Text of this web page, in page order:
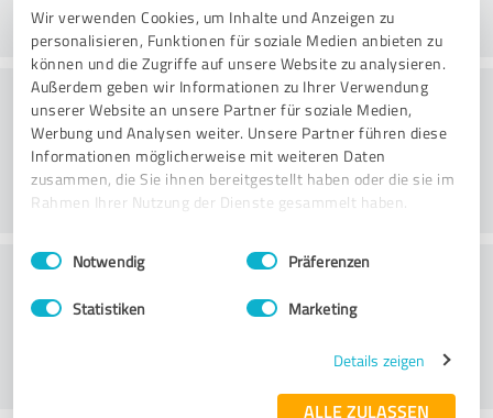
Wir verwenden Cookies, um Inhalte und Anzeigen zu
personalisieren, Funktionen für soziale Medien anbieten zu
können und die Zugriffe auf unsere Website zu analysieren.
Außerdem geben wir Informationen zu Ihrer Verwendung
unserer Website an unsere Partner für soziale Medien,
Werbung und Analysen weiter. Unsere Partner führen diese
Informationen möglicherweise mit weiteren Daten
zusammen, die Sie ihnen bereitgestellt haben oder die sie im
Rahmen Ihrer Nutzung der Dienste gesammelt haben.
Impressum Datenschutzbestimmungen
Einwilligungsauswahl
Notwendig Präferenzen
Statistiken Marketing
Details zeigen
ALLE ZULASSEN
Konsultatsioon
Klienditeenindus